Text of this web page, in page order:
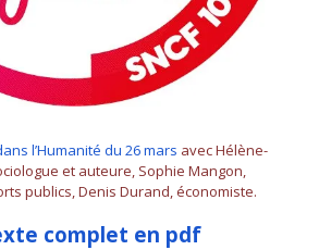
l’Humanité du 26 mars avec Hélène-
et auteure, Sophie Mangon,
publics, Denis Durand, économiste.
complet en pdf